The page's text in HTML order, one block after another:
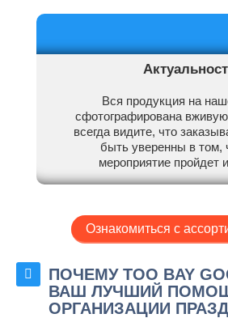
Вся продукция на
сфотографирована
всегда видите, что
быть уверенны в том,
мероприятие пройдет
Ознакомиться с
ПОЧЕМУ ТОО BAY
ВАШ ЛУЧШИЙ
ОРГАНИЗАЦИИ